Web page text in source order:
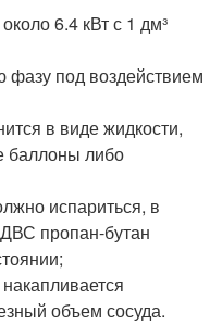
6.4 кВт с 1 дм³
фазу под воздействием
в виде жидкости,
баллоны либо
испариться, в
пропан-бутан
объем сосуда.